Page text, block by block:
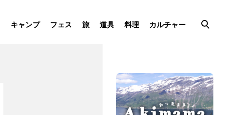
キャンプ フェス 旅 道具 料理 カルチャー